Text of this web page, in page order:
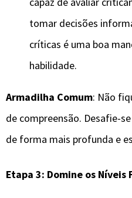
tomar decisões
críticas é uma boa
habilidade.
Armadilha Comum: Não
de compreensão. Desafie-
de forma mais profunda e
Etapa 3: Domine os